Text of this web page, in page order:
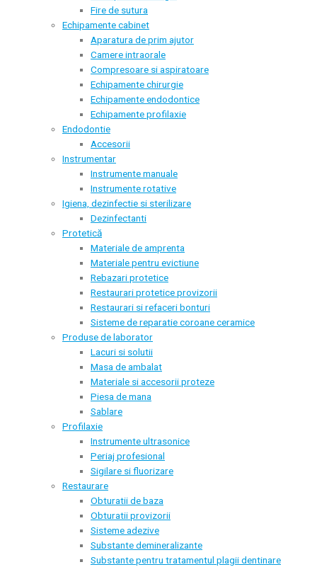
Fire de sutura
Echipamente cabinet
Aparatura de prim ajutor
Camere intraorale
Compresoare si aspiratoare
Echipamente chirurgie
Echipamente endodontice
Echipamente profilaxie
Endodontie
Accesorii
Instrumentar
Instrumente manuale
Instrumente rotative
Igiena, dezinfectie si sterilizare
Dezinfectanti
Protetică
Materiale de amprenta
Materiale pentru evictiune
Rebazari protetice
Restaurari protetice provizorii
Restaurari si refaceri bonturi
Sisteme de reparatie coroane ceramice
Produse de laborator
Lacuri si solutii
Masa de ambalat
Materiale si accesorii proteze
Piesa de mana
Sablare
Profilaxie
Instrumente ultrasonice
Periaj profesional
Sigilare si fluorizare
Restaurare
Obturatii de baza
Obturatii provizorii
Sisteme adezive
Substante demineralizante
Substante pentru tratamentul plagii dentinare